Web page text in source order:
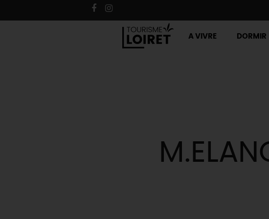
A VIVRE DORMIR